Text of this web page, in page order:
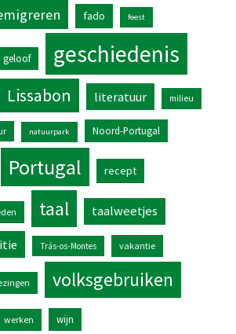
fado feest
geloof geschiedenis
Lissabon literatuur milieu
natuurpark Noord-Portugal
Portugal recept
taal taalweetjes
Trás-os-Montes vakantie
volksgebruiken
werken wijn